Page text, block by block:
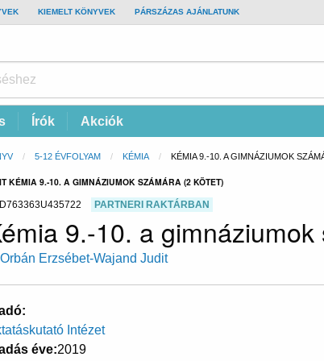
KIEMELT KÖNYVEK PÁRSZÁZAS AJÁNLATUNK
Írók Akciók
5-12 ÉVFOLYAM KÉMIA CURRENT:
KÉMIA 9.-10. A GIMNÁZIUMOK
KÉMIA 9.-10. A GIMNÁZIUMOK SZÁMÁRA (2 KÖTET)
PARTNERI RAKTÁRBAN
9.-10. a
Erzsébet-Wajand Judit
Intézet
éve 2019